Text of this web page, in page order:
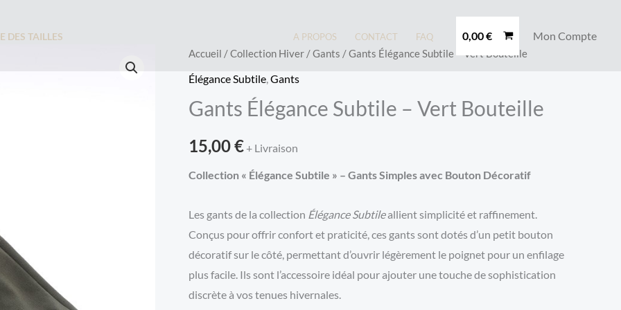
DES TAILLES A PROPOS CONTACT FAQ 0,00€ Mon Compte
Accueil /Collection Hiver /Gants / Gants Élégance Subtile – Vert Bouteille
Élégance Subtile Gants
Gants Élégance Subtile – Vert Bouteille
15,00€ + Livraison
Collection « Élégance Subtile » – Gants Simples avec Bouton Décoratif
Les gants de la collection Élégance Subtileallient simplicité et raffinement.
Conçus pour offrir confort et praticité, ces gants sont dotés d’un petit bouton
décoratif sur le côté, permettant d’ouvrir légèrement le poignet pour un enfilage
plus facile. Ils sont l’accessoire idéal pour ajouter une touche de sophistication
discrète à vos tenues hivernales.